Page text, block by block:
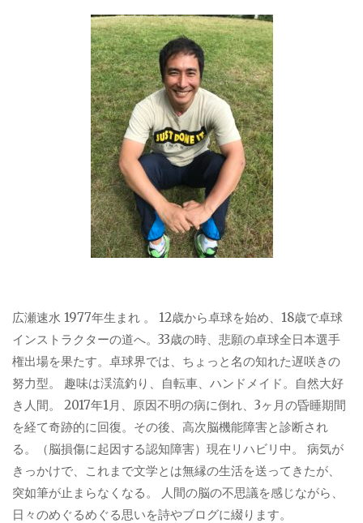
広瀬速水 1977年生まれ 。 12歳から卓球を始め、18歳で卓球
インストラクターの道へ。33歳の時、悲願の卓球全日本選手
権出場を果たす。卓球界では、ちょっと名の知れた遅咲きの
努力型。 趣味は渓流釣り、自転車、ハンドメイド。自然大好
き人間。 2017年1月、原因不明の病に倒れ、3ヶ月の昏睡期間
を経て奇跡的に回復。その後、高次脳機能障害と診断され
る。（脳損傷に起因する認知障害）現在リハビリ中。 病気が
きっかけで、これまで文学とは無縁の生活を送ってきたが、
突如筆が止まらなくなる。 人間の脳の不思議を感じながら、
日々のめぐるめぐる思いを詩やブログに綴ります。